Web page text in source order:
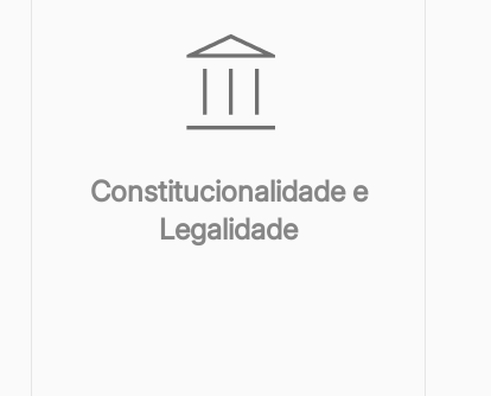
Constitucionalidade e
Legalidade